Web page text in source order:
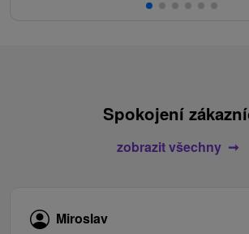
Spokojení
zobrazit všechny
Miroslav